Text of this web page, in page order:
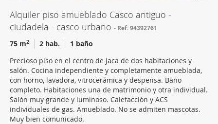
Alquiler piso amueblado Casco antiguo -
ciudadela - casco urbano
Ref: 94392761
75 m2 2 hab.
1 baño
Precioso piso en el centro de Jaca de dos habitaciones y
salón. Cocina independiente y completamente amueblada,
con horno, lavadora, vitrocerámica y despensa. Baño
completo. Habitaciones una de matrimonio y otra individual.
Salón muy grande y luminoso. Calefacción y ACS
individuales de gas. Amueblado. No se admiten mascotas.
Muy bien comunicado.